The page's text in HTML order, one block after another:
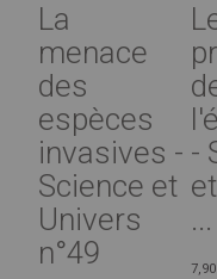
La
menace
des
espèces
invasives -
Science et
Univers
n°49
-
...